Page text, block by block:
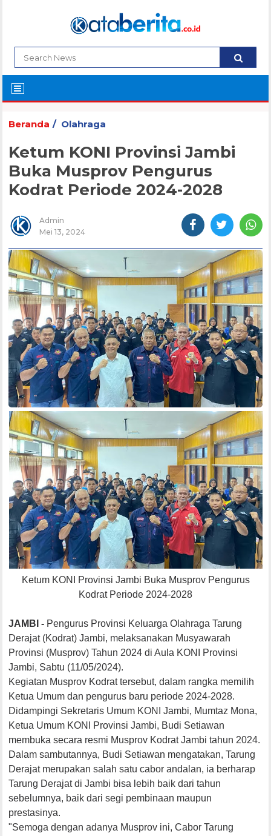
Beranda Olahraga
Ketum KONI Provinsi Jambi
Buka Musprov Pengurus
Kodrat Periode 2024-2028
Admin
Mei 13, 2024
Ketum KONI Provinsi Jambi Buka Musprov Pengurus
Kodrat Periode 2024-2028
JAMBI - Pengurus Provinsi Keluarga Olahraga Tarung
Derajat (Kodrat) Jambi, melaksanakan Musyawarah
Provinsi (Musprov) Tahun 2024 di Aula KONI Provinsi
Jambi, Sabtu (11/05/2024).
Kegiatan Musprov Kodrat tersebut, dalam rangka memilih
Ketua Umum dan pengurus baru periode 2024-2028.
Didampingi Sekretaris Umum KONI Jambi, Mumtaz Mona,
Ketua Umum KONI Provinsi Jambi, Budi Setiawan
membuka secara resmi Musprov Kodrat Jambi tahun 2024.
Dalam sambutannya, Budi Setiawan mengatakan, Tarung
Derajat merupakan salah satu cabor andalan, ia berharap
Tarung Derajat di Jambi bisa lebih baik dari tahun
sebelumnya, baik dari segi pembinaan maupun
prestasinya.
"Semoga dengan adanya Musprov ini, Cabor Tarung